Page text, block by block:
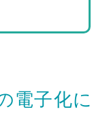
電子化に